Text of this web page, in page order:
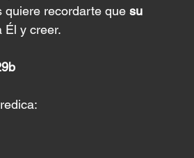
quiere recordarte que su
Él y creer.